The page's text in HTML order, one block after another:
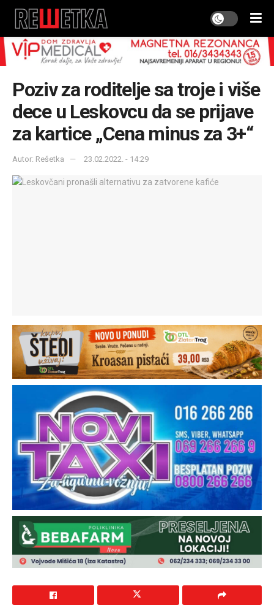
Poziv za roditelje sa troje i više
dece u Leskovcu da se prijave
za kartice „Cena minus za 3+“
Autor: Rešetka 23.02.2022. - 14:29